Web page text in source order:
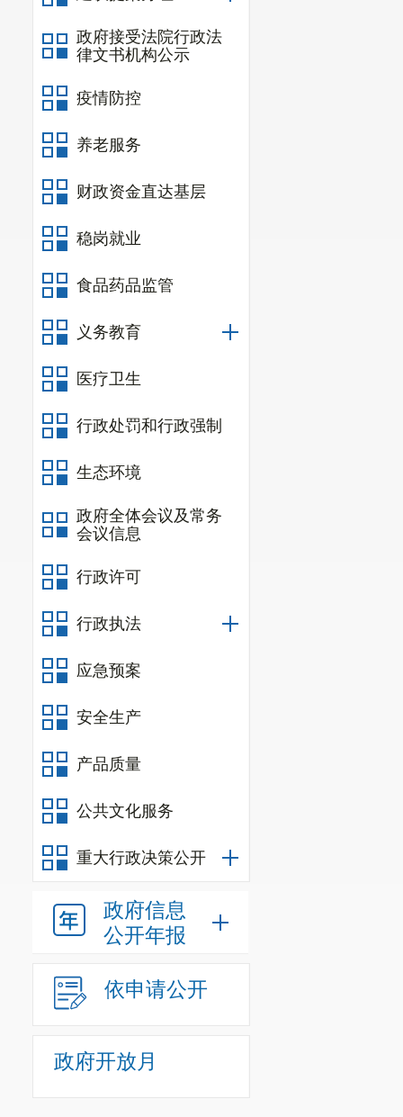
政府接受法院行政法
律文书机构公示
疫情防控
养老服务
财政资金直达基层
稳岗就业
食品药品监管
义务教育
医疗卫生
行政处罚和行政强制
生态环境
政府全体会议及常务
会议信息
行政许可
行政执法
应急预案
安全生产
产品质量
公共文化服务
重大行政决策公开
政府信息
公开年报
依申请公开
政府开放月